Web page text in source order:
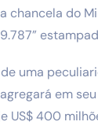
chancela do
uma
em
US$ 400